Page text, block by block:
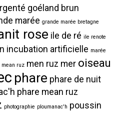
goéland brun
marée grande marée bretagne
rose ile de ré ile renote
incubation artificielle marée
mean ruz men ruz mer oiseau
phare phare de nuit
phare mean ruz
photographie ploumanac'h poussin